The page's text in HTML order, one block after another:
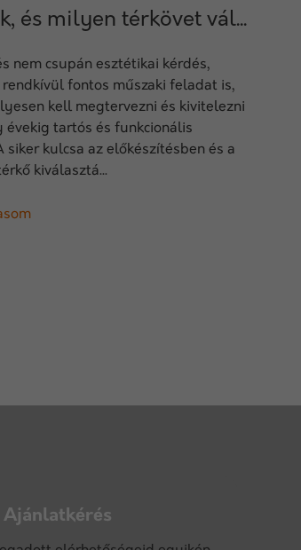
és milyen térkövet vál...
nem csupán esztétikai kérdés,
rendkívül fontos műszaki feladat is,
kell megtervezni és kivitelezni
évekig tartós és funkcionális
siker kulcsa az előkészítésben és a
kiválasztá...
Ajánlatkérés